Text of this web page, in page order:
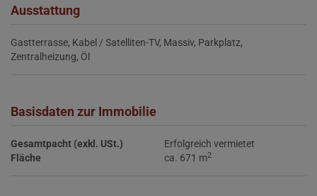
Ausstattung
Gastterrasse Kabel / Satelliten-TV Massiv Parkplatz
Zentralheizung Öl
Basisdaten zur Immobilie
Gesamtpacht (exkl. USt.)
Erfolgreich vermietet
Fläche
ca. 671 m2